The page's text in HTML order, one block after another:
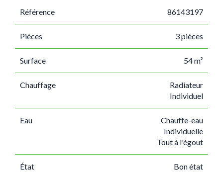
Référence 86143197
Pièces 3 pièces
Surface 54 m²
Chauffage
Radiateur
Individuel
Eau
Chauffe-eau
Individuelle
Tout à l'égout
État Bon état